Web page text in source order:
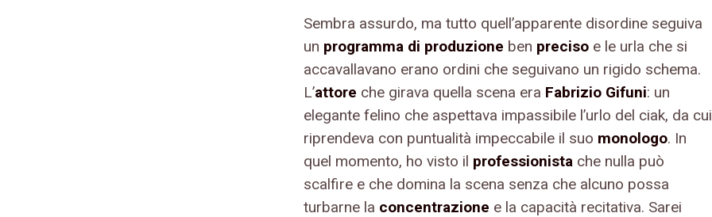
Sembra assurdo, ma tutto quell’apparente disordine seguiva
un programma di produzione ben preciso e le urla che si
accavallavano erano ordini che seguivano un rigido schema.
L’attore che girava quella scena era Fabrizio Gifuni: un
elegante felino che aspettava impassibile l’urlo del ciak, da cui
riprendeva con puntualità impeccabile il suo monologo. In
quel momento, ho visto il professionista che nulla può
scalfire e che domina la scena senza che alcuno possa
turbarne la concentrazione e la capacità recitativa. Sarei